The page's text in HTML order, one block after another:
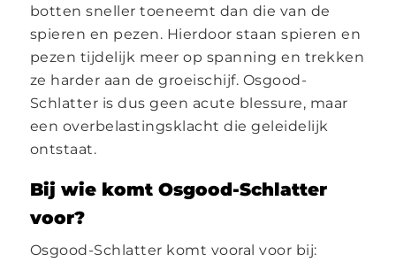
botten sneller toeneemt dan die van de
spieren en pezen. Hierdoor staan spieren en
pezen tijdelijk meer op spanning en trekken
ze harder aan de groeischijf. Osgood-
Schlatter is dus geen acute blessure, maar
een overbelastingsklacht die geleidelijk
ontstaat.
Bij wie komt Osgood-Schlatter
voor?
Osgood-Schlatter komt vooral voor bij: